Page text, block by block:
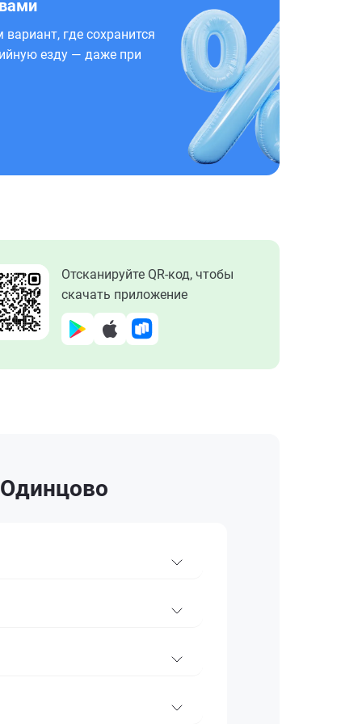
где сохранится
езду — даже при
Отсканируйте QR-код, чтобы
скачать приложение